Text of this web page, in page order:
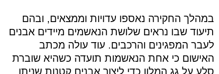
במהלך החקירה נאספו עדויות וממצאים, ובהם
תיעוד שבו נראים שלושת הנאשמים מיידים אבנים
לעבר המפגינים והרכבים. עוד עולה מכתב
האישום כי אחת הנאשמות תועדה כשהיא שוברת
סלע על גג המלון כדי ליצור אבנים קטנות שניתן